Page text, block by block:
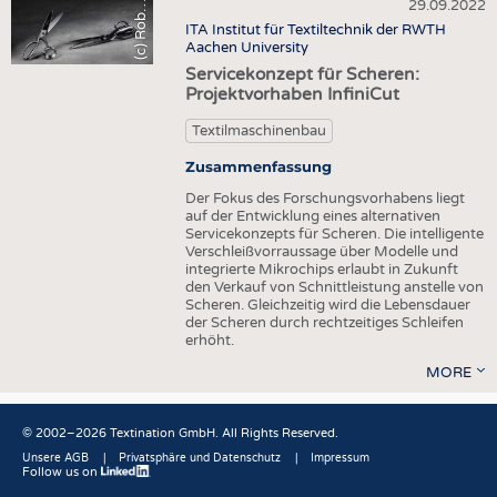
GEWEBE
SMART TEXTILES
MEDIZIN
PRAKTIKA & AUSBILDUNGEN
VLIESSTOFFE
COMPOSITES
HAUS- UND HEIMTEXTILIEN
BEKLEIDUNG
TESTS
(
c
)
R
o
b
u
s
o
29.09.2022
ITA Institut für Textiltechnik der RWTH
Aachen University
Servicekonzept für Scheren:
Projektvorhaben InfiniCut
Textilmaschinenbau
Zusammenfassung
Der Fokus des Forschungsvorhabens liegt
auf der Entwicklung eines alternativen
Servicekonzepts für Scheren. Die intelligente
Verschleißvorraussage über Modelle und
integrierte Mikrochips erlaubt in Zukunft
den Verkauf von Schnittleistung anstelle von
Scheren. Gleichzeitig wird die Lebensdauer
der Scheren durch rechtzeitiges Schleifen
erhöht.
MORE
© 2002–2026 Textination GmbH. All Rights Reserved.
Fußbereich
Unsere AGB Privatsphäre und Datenschutz Impressum
Follow us on